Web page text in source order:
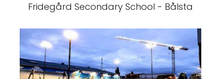
Fridegård Secondary School - Bålsta